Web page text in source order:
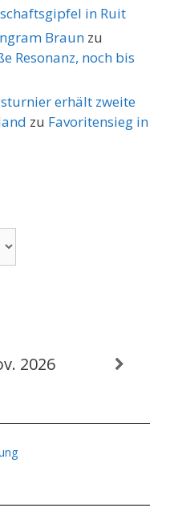
in Ruit
Braun zu
Resonanz, noch bis
erhält zweite
zu Favoritensieg in
2026